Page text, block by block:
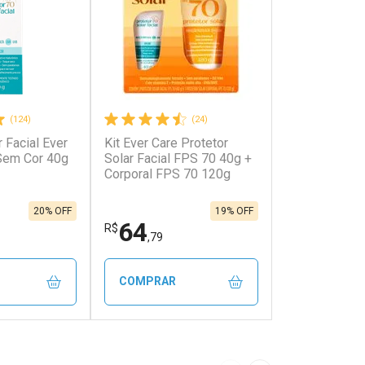
(124)
Facial Ever
Cor 40g
20% OFF
(24)
Kit Ever Care Protetor
Solar Facial FPS 70 40g +
Corporal FPS 70 120g
R$64,79
19% OFF
COMPRAR